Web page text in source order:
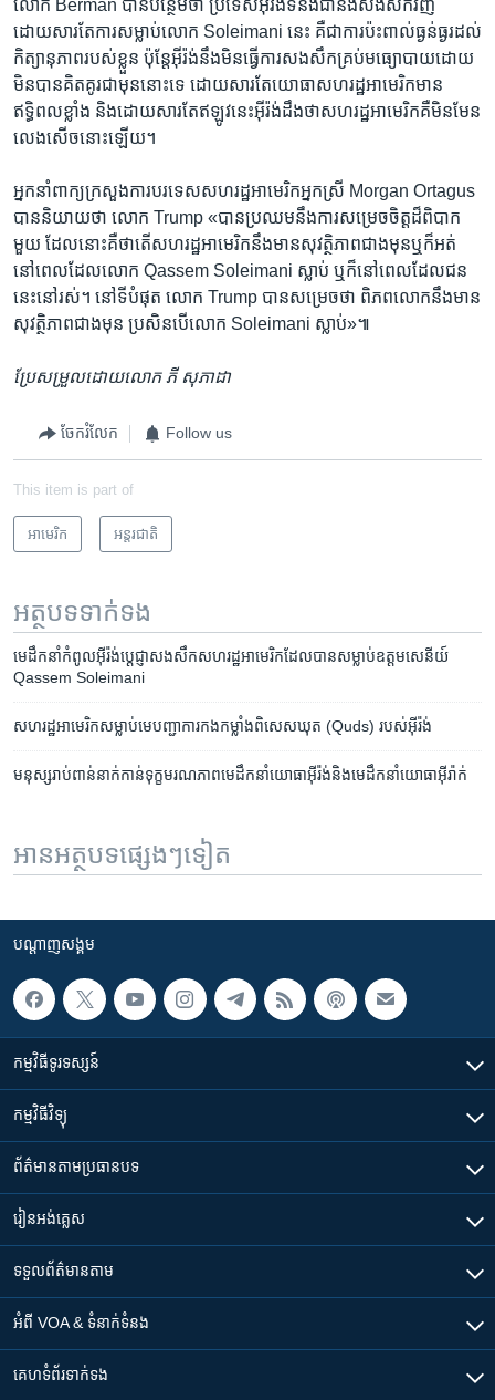
លោក Berman បាន​បន្ថែម​ថា ប្រទេស​អ៊ីរ៉ង់​ទំនងជា​នឹង​សងសឹក​វិញ
ដោយសារតែ​ការ​សម្លាប់​លោក Soleimani នេះ គឺ​ជា​ការ​ប៉ះពាល់​ធ្ងន់ធ្ងរ​ដល់​
កិត្យានុភាព​របស់​ខ្លួន ប៉ុន្តែ​អ៊ីរ៉ង់​នឹង​មិន​ធ្វើ​ការ​សងសឹក​គ្រប់​មធ្យោបាយ​ដោយ​
មិន​បាន​គិតគូរ​ជា​មុន​នោះ​ទេ ដោយសារតែ​យោធា​សហរដ្ឋ​អាមេរិក​មាន​
ឥទ្ធិពល​ខ្លាំង និង​ដោយសារតែ​ឥឡូវ​នេះ​អ៊ីរ៉ង់​ដឹង​ថា​សហរដ្ឋ​អាមេរិក​គឺ​មិន​មែន​
លេង​សើច​នោះ​ឡើយ។
អ្នក​នាំ​ពាក្យ​ក្រសួង​ការបរទេស​សហរដ្ឋ​អាមេរិក​អ្នកស្រី Morgan Ortagus
បាន​និយាយ​ថា លោក Trump «បាន​ប្រឈម​នឹង​ការ​សម្រេច​ចិត្ត​ដ៏​ពិបាក​
មួយ ដែល​នោះ​គឺ​ថា​តើ​សហរដ្ឋ​អាមេរិក​នឹង​មាន​សុវត្ថិភាព​ជាង​មុន​ឬ​ក៏​អត់
នៅ​ពេល​ដែល​លោក Qassem Soleimani ស្លាប់ ឬ​ក៏​នៅ​ពេល​ដែល​ជន​
នេះ​នៅ​រស់។ នៅ​ទី​បំផុត លោក Trump បាន​សម្រេច​ថា ពិភពលោក​នឹង​មាន​
សុវត្ថិភាព​ជាង​មុន ប្រសិនបើ​លោក Soleimani ស្លាប់‍»៕
ប្រែ​សម្រួល​ដោយលោក ភី សុភាដា
ចែករំលែក Follow us
This item is part of
អាមេរិក​ អន្តរជាតិ
អត្ថបទ​ទាក់ទង
មេដឹកនាំ​កំពូល​​អ៊ីរ៉ង់​​ប្តេជ្ញា​សងសឹក​សហ​រដ្ឋ​អាមេរិក​ដែល​បាន​សម្លាប់​ឧត្តមសេនីយ៍​
Qassem Soleimani
សហរដ្ឋ​អាមេរិក​សម្លាប់​មេ​បញ្ជាការ​កង​កម្លាំង​ពិសេស​ឃុត ​(Quds) ​របស់​អ៊ីរ៉ង់
មនុស្ស​រាប់ពាន់​នាក់​កាន់​ទុក្ខ​មរណភាព​មេដឹកនាំ​យោធា​អ៊ីរ៉ង់​និង​មេដឹកនាំ​យោធា​អ៊ីរ៉ាក់​
អានអត្ថបទផ្សេងៗទៀត
បណ្តាញ​សង្គម
កម្មវិធី​ទូរទស្សន៍
កម្មវិធី​វិទ្យុ
ព័ត៌មាន​តាមប្រធានបទ​
រៀន​​អង់គ្លេស
ទទួល​ព័ត៌មាន​តាម
អំពី​ VOA & ទំនាក់ទំនង
គេហទំព័រ​​ទាក់ទង